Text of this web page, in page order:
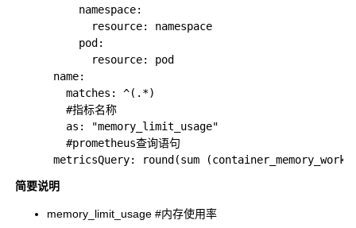
          namespace:
            resource: namespace
          pod:
            resource: pod
      name:
        matches: ^(.*)
        #指标名称
        as: "memory_limit_usage"
        #prometheus查询语句
简要说明
memory_limit_usage #内存使用率